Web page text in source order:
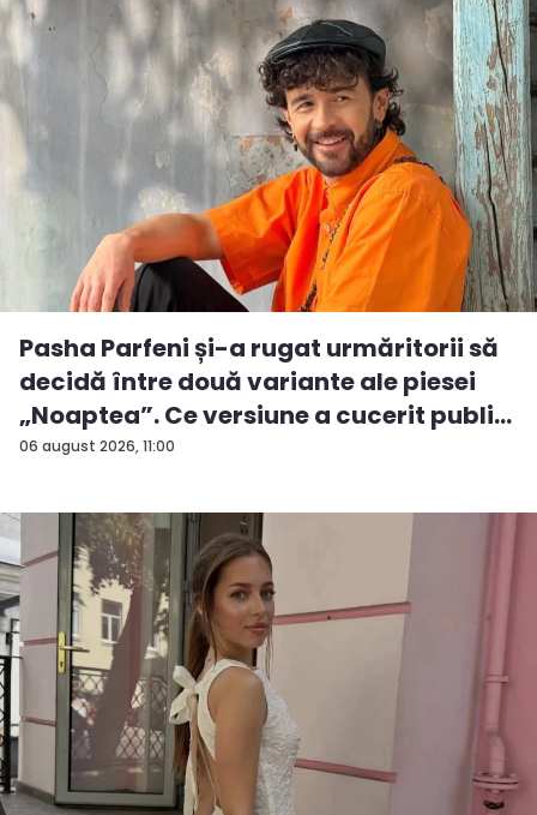
06 august 2026, 11:00
Pasha Parfeni și-a rugat urmăritorii să
decidă între două variante ale piesei
„Noaptea”. Ce versiune a cucerit publi...